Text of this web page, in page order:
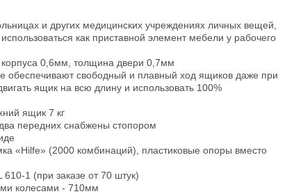
и других медицинских учреждениях личных вещей,
как приставной элемент мебели у рабочего
корпуса 0,6мм, толщина двери 0,7мм
обеспечивают свободный и плавный ход ящиков даже при
ящик на всю длину и использовать 100%
ящик 7 кг
передних снабжены стопором
«Hilfe» (2000 комбинаций), пластиковые опоры вместо
1 (при заказе от 70 штук)
колесами - 710мм